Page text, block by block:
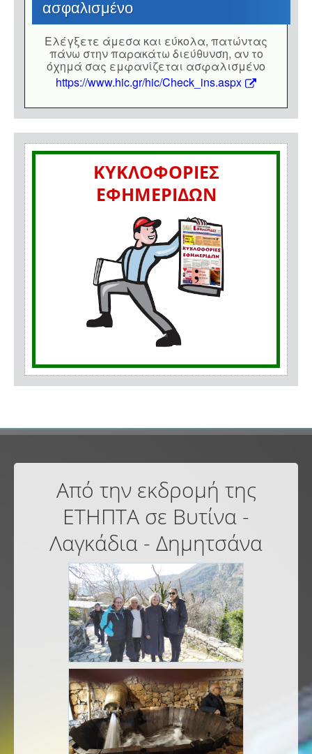
ασφαλισμένο
Eλέγξετε άμεσα και εύκολα, πατώντας
πάνω στην παρακάτω διεύθυνση, αν το
όχημά σας εμφανίζεται ασφαλισμένο
https://www.hic.gr/hic/Check_ins.aspx
ΚΥΚΛΟΦΟΡΙΕΣ
ΕΦΗΜΕΡΙΔΩΝ
Από την εκδρομή της
ΕΤΗΠΤΑ σε Βυτίνα -
Λαγκάδια - Δημητσάνα